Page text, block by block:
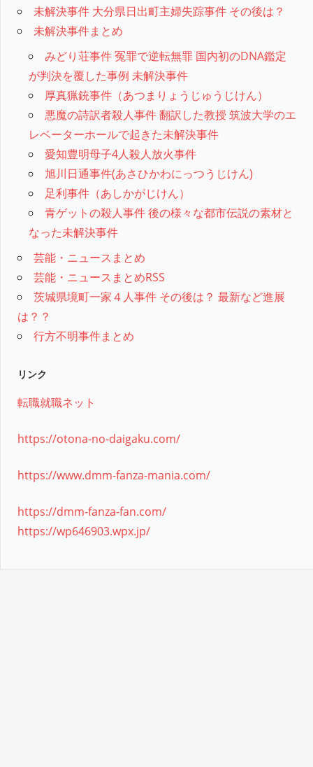
未解決事件 大分県日出町主婦失踪事件 その後は？
未解決事件まとめ
みどり荘事件 冤罪で逆転無罪 国内初のDNA鑑定
が判決を覆した事例 未解決事件
厚真猟銃事件（あつまりょうじゅうじけん）
悪魔の詩訳者殺人事件 翻訳した教授 筑波大学のエ
レベーターホールで起きた未解決事件
愛知豊明母子4人殺人放火事件
旭川日通事件(あさひかわにっつうじけん)
足利事件（あしかがじけん）
青ゲットの殺人事件 後の様々な都市伝説の素材と
なった未解決事件
芸能・ニュースまとめ
芸能・ニュースまとめRSS
茨城県境町一家４人事件 その後は？ 最新など進展
は？？
行方不明事件まとめ
リンク
転職就職ネット
https://otona-no-daigaku.com/
https://www.dmm-fanza-mania.com/
https://dmm-fanza-fan.com/
https://wp646903.wpx.jp/